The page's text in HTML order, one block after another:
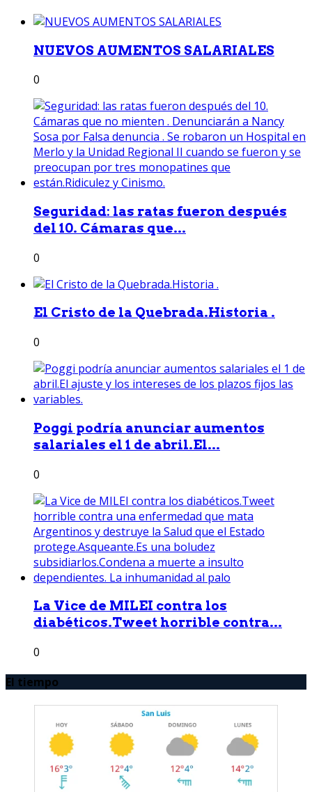
NUEVOS AUMENTOS SALARIALES
0
Seguridad: las ratas fueron después
del 10. Cámaras que...
0
El Cristo de la Quebrada.Historia .
0
Poggi podría anunciar aumentos
salariales el 1 de abril.El...
0
La Vice de MILEI contra los
diabéticos.Tweet horrible contra...
0
El tiempo